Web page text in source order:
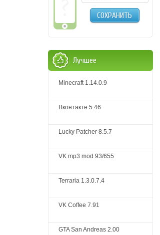
СОХРАНИТЬ
Лучшее
Minecraft 1.14.0.9
Вконтакте 5.46
Lucky Patcher 8.5.7
VK mp3 mod 93/655
Terraria 1.3.0.7.4
VK Coffee 7.91
GTA San Andreas 2.00